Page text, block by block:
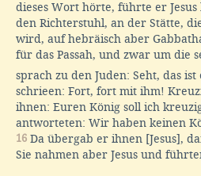
dieses Wort hörte, führte er
den Richterstuhl, an der Stätte,
wird, auf hebräisch aber
für das Passah, und zwar um die
sprach zu den Juden: Seht, das ist
schrieen: Fort, fort mit ihm!
ihnen: Euren König soll ich
antworteten: Wir haben keinen
16 Da übergab er ihnen [Jesus],
Sie nahmen aber Jesus und